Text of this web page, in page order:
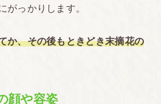
がっかりします。
か、その後もときどき末摘花の
顔や容姿